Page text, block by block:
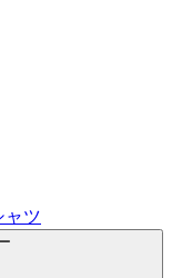
ャツ